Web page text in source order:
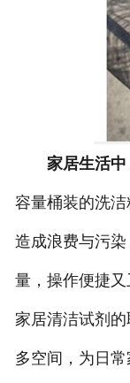
家居生活中
容量桶装的洗
造成浪费与污
量，操作便捷又
家居清洁试剂
多空间，为日常